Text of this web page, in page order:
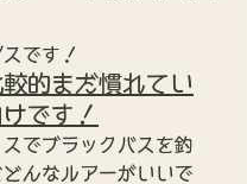
です！
的まだ慣れてい
です！
でブラックバスを釣
どんなルアーがいいで